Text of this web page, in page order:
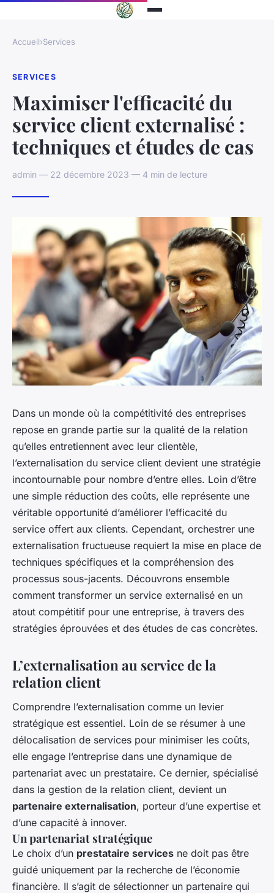
Accueil›Services
SERVICES
Maximiser l'efficacité du
service client externalisé :
techniques et études de cas
admin — 22 décembre 2023 — 4 min de lecture
Dans un monde où la compétitivité des entreprises
repose en grande partie sur la qualité de la relation
qu’elles entretiennent avec leur clientèle,
l’externalisation du service client devient une stratégie
incontournable pour nombre d’entre elles. Loin d’être
une simple réduction des coûts, elle représente une
véritable opportunité d’améliorer l’efficacité du
service offert aux clients. Cependant, orchestrer une
externalisation fructueuse requiert la mise en place de
techniques spécifiques et la compréhension des
processus sous-jacents. Découvrons ensemble
comment transformer un service externalisé en un
atout compétitif pour une entreprise, à travers des
stratégies éprouvées et des études de cas concrètes.
L’externalisation au service de la
relation client
Comprendre l’externalisation comme un levier
stratégique est essentiel. Loin de se résumer à une
délocalisation de services pour minimiser les coûts,
elle engage l’entreprise dans une dynamique de
partenariat avec un prestataire. Ce dernier, spécialisé
dans la gestion de la relation client, devient un
partenaire externalisation, porteur d’une expertise et
d’une capacité à innover.
Un partenariat stratégique
Le choix d’un prestataire services ne doit pas être
guidé uniquement par la recherche de l’économie
financière. Il s’agit de sélectionner un partenaire qui